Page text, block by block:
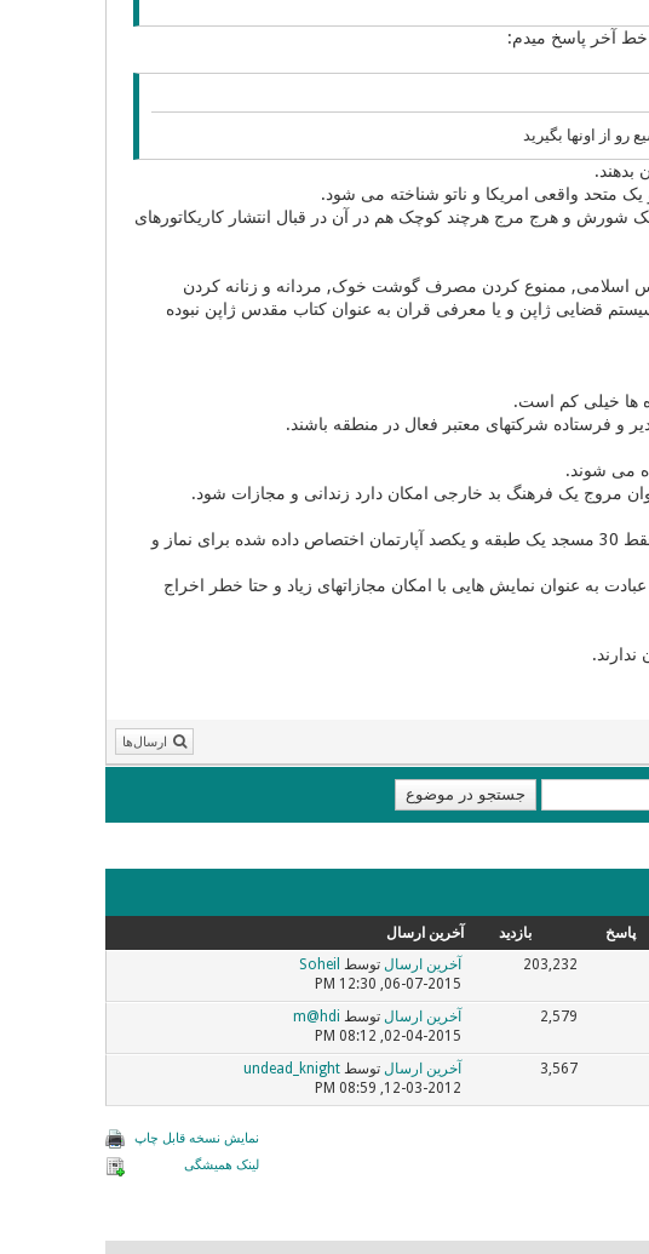
خط آخر پاسخ میدم:
از اونها بگیرید
بدهند.
متحد واقعی امریکا و ناتو شناخته می شود.
شورش و هرج مرج هرچند کوچک هم در آن در قبال انتشار کاریکاتورهای
اسلامی, ممنوع کردن مصرف گوشت خوک, مردانه و زنانه کردن
قضایی ژاپن و یا معرفی قران به عنوان کتاب مقدس ژاپن نبوده
ها خیلی کم است.
و فرستاده شرکتهای معتبر فعال در منطقه باشند.
می شوند.
مروج یک فرهنگ بد خارجی امکان دارد زندانی و مجازات شود.
تعداد مسجدها قبلن فقط دو عدد بوده درشهرهای توکیو و کوبه اما امروزه در کل فقط 30 مسجد یک طبقه و یکصد آپارتمان اختصاص داده شده برای نماز و
به عنوان نمایش هایی با امکان مجازاتهای زیاد و حتا خطر اخراج
ارسال‌ها
پاسخ بازدید آخرین ارسال
203,232 آخرین ارسال توسط Soheil
06-07-2015, 12:30 PM
2,579 آخرین ارسال توسط m@hdi
02-04-2015, 08:12 PM
3,567 آخرین ارسال توسطundead_knight
12-03-2012, 08:59 PM
نمایش نسخه قابل چاپ
لینک همیشگی